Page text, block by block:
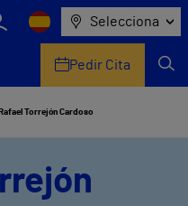
Selecciona
Pedir Cita
Rafael Torrejón Cardoso